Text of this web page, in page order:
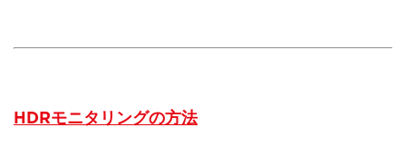
HDRモニタリングの方法